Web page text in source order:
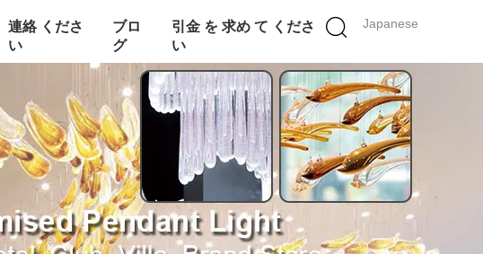
Japanese
連絡 くださ
い
ブロ
グ
引金 を 求め て くださ
い